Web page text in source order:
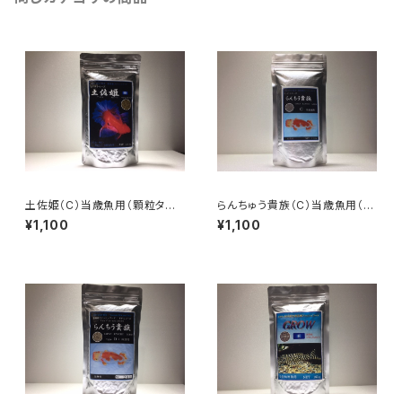
土佐姫（C）当歳魚用（顆粒タイ
プ）
¥1,100
らんちゅう貴族（C）当歳魚用（顆
粒タイプ）
¥1,100